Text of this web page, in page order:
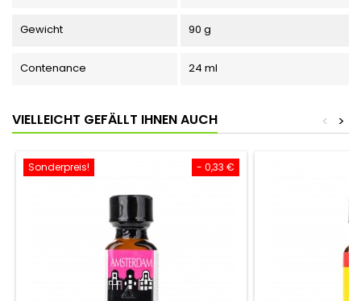
Gewicht 90 g
Contenance 24 ml
VIELLEICHT GEFÄLLT IHNEN AUCH >
<
- 0,33 €
Sonderpreis!